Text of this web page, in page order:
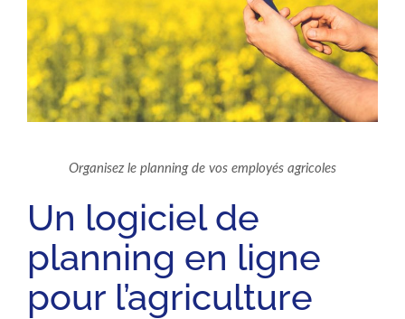
Organisez le planning de vos employés agricoles
Un logiciel de
planning en ligne
pour l’agriculture